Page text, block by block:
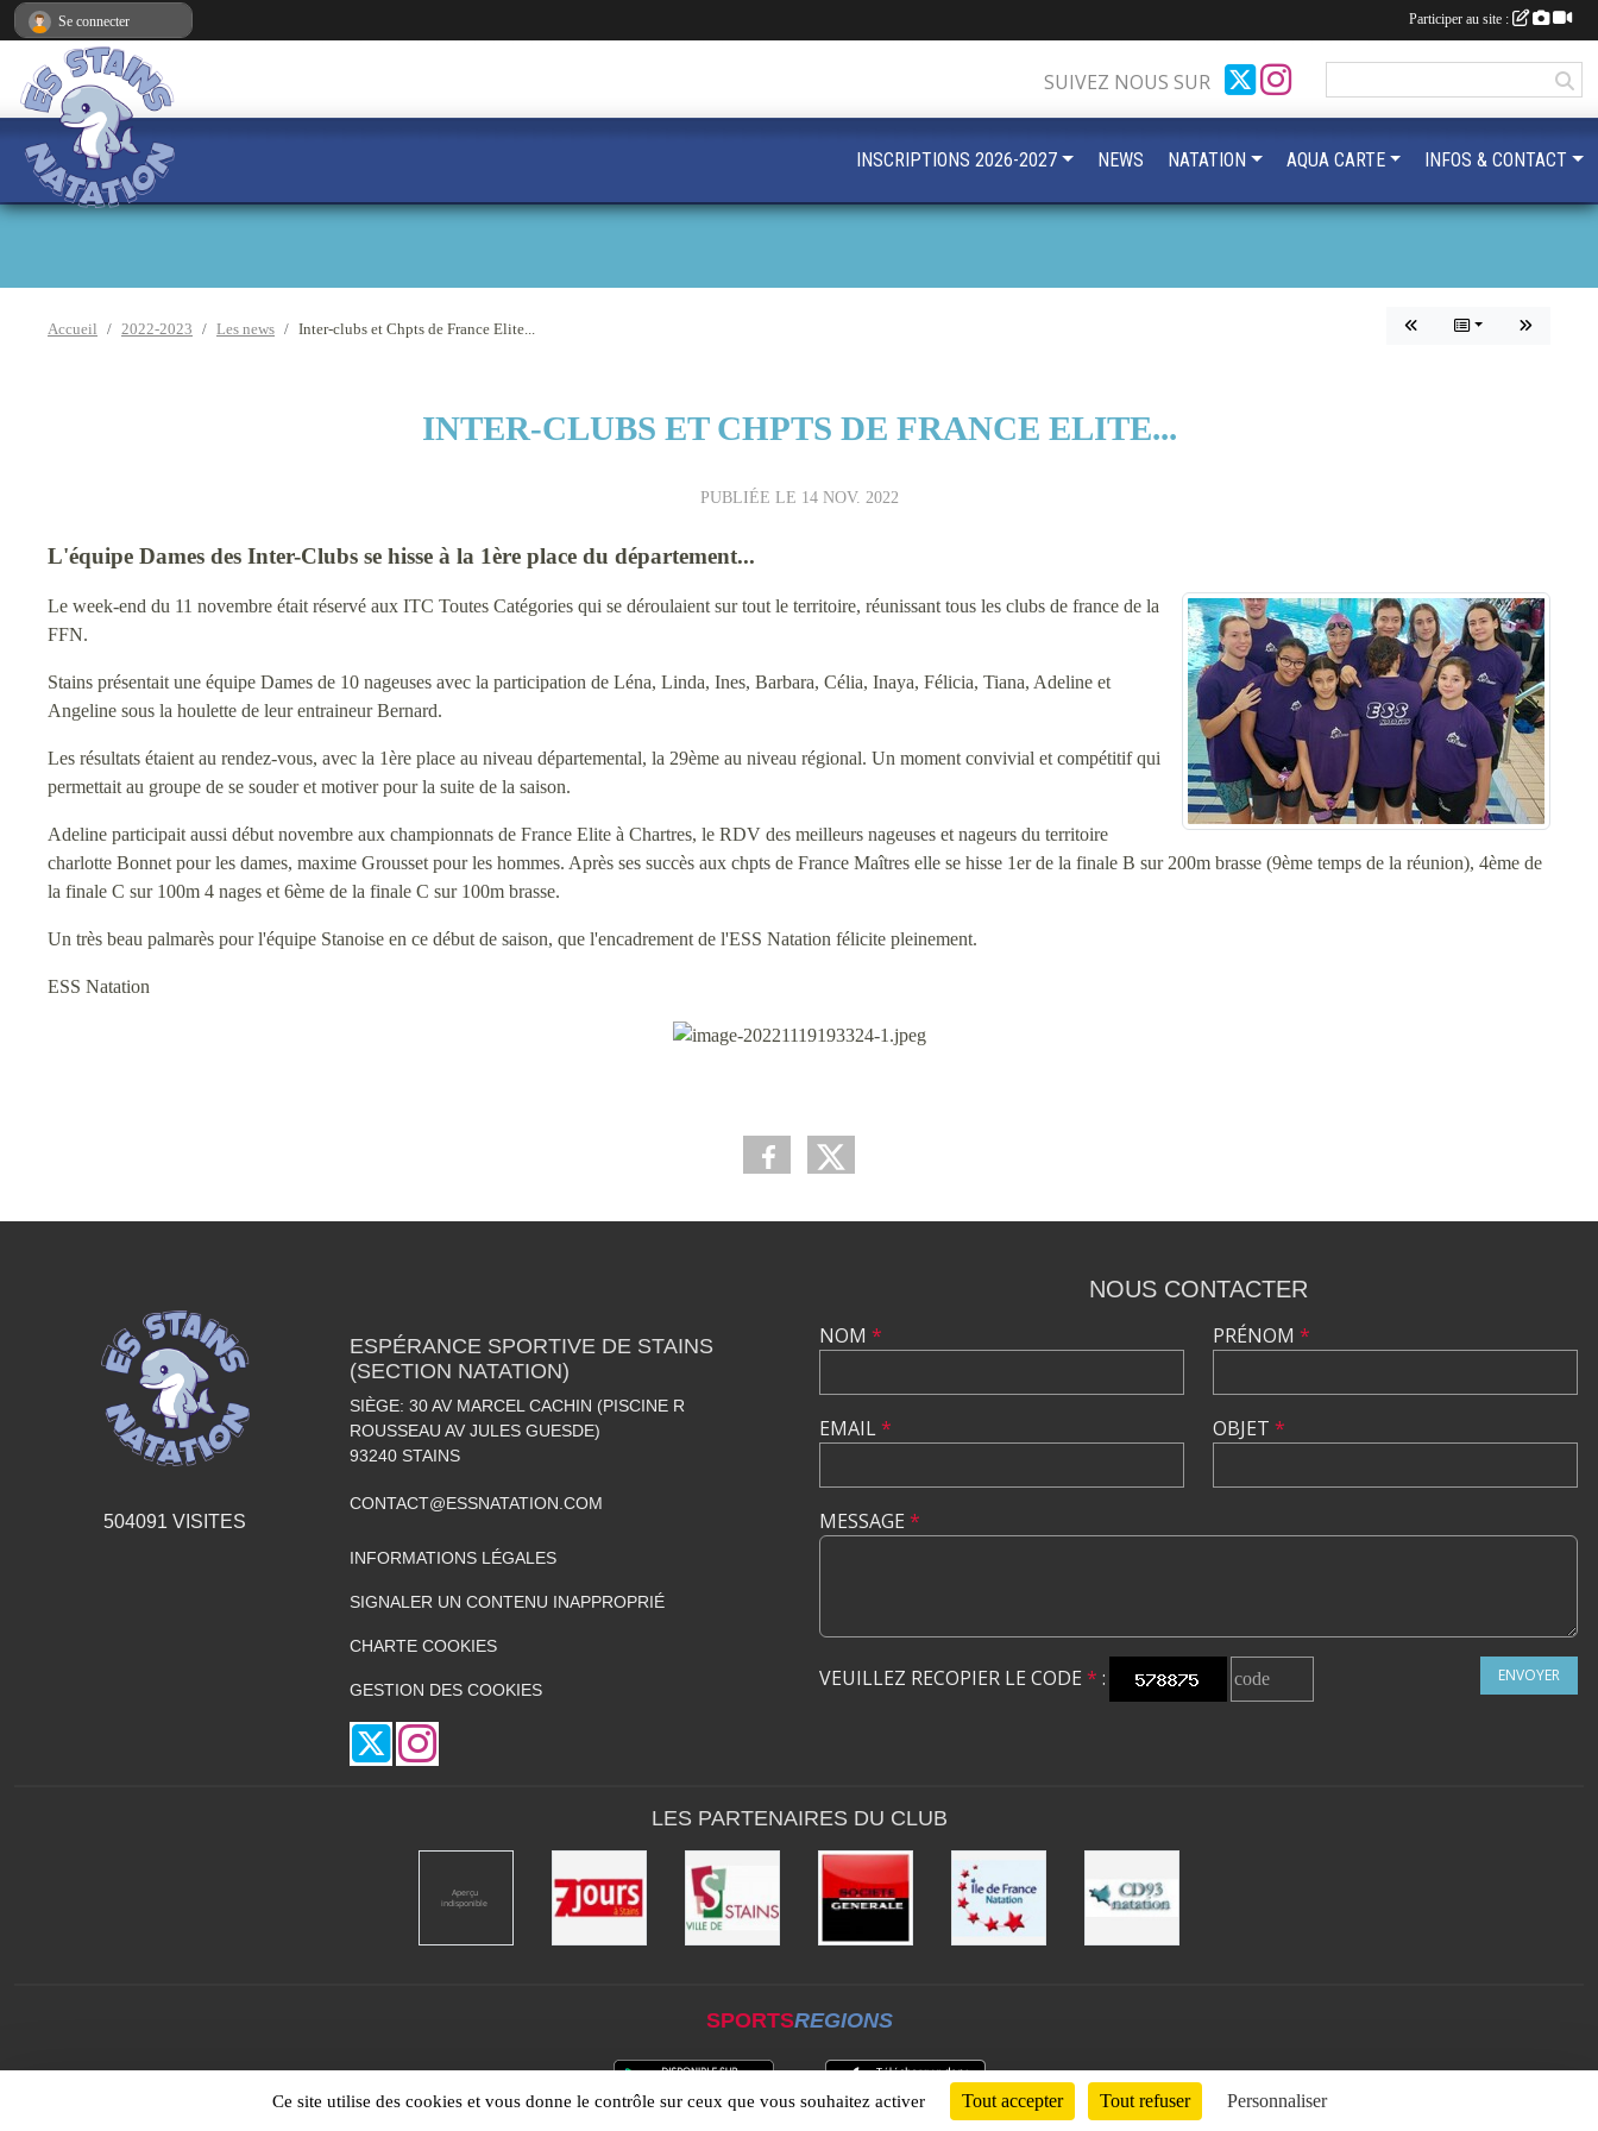
Accueil 2022-2023 Les news Inter-clubs et Chpts de France Elite...
INTER-CLUBS ET CHPTS DE FRANCE ELITE...
PUBLIÉE LE 14 NOV. 2022
L'équipe Dames des Inter-Clubs se hisse à la 1ère place du département...
Le week-end du 11 novembre était réservé aux ITC Toutes Catégories qui se déroulaient sur tout le territoire, réunissant tous les clubs de france de la
FFN.
Stains présentait une équipe Dames de 10 nageuses avec la participation de Léna, Linda, Ines, Barbara, Célia, Inaya, Félicia, Tiana, Adeline et
Angeline sous la houlette de leur entraineur Bernard.
Les résultats étaient au rendez-vous, avec la 1ère place au niveau départemental, la 29ème au niveau régional. Un moment convivial et compétitif qui
permettait au groupe de se souder et motiver pour la suite de la saison.
Adeline participait aussi début novembre aux championnats de France Elite à Chartres, le RDV des meilleurs nageuses et nageurs du territoire
charlotte Bonnet pour les dames, maxime Grousset pour les hommes. Après ses succès aux chpts de France Maîtres elle se hisse 1er de la finale B sur 200m brasse (9ème temps de la réunion), 4ème de
la finale C sur 100m 4 nages et 6ème de la finale C sur 100m brasse.
Un très beau palmarès pour l'équipe Stanoise en ce début de saison, que l'encadrement de l'ESS Natation félicite pleinement.
ESS Natation
SUIVEZ NOUS SUR
INSCRIPTIONS 2026-2027 NEWS NATATION AQUA CARTE INFOS & CONTACT
504091 VISITES
ESPÉRANCE SPORTIVE DE STAINS
(SECTION NATATION)
SIÈGE: 30 AV MARCEL CACHIN (PISCINE R
ROUSSEAU AV JULES GUESDE)
93240 STAINS
CONTACT@ESSNATATION.COM
INFORMATIONS LÉGALES
SIGNALER UN CONTENU INAPPROPRIÉ
CHARTE COOKIES
GESTION DES COOKIES
NOUS CONTACTER
NOM *
EMAIL*
PRÉNOM *
OBJET *
MESSAGE *
VEUILLEZ RECOPIER LE CODE * : ENVOYER
LES PARTENAIRES DU CLUB
SPORTSREGIONS
Se connecter Participer au site :
Panneau de gestion des cookies
Ce site utilise des cookies et vous donne le contrôle sur ceux que vous souhaitez activer Tout accepter Tout refuser Personnaliser